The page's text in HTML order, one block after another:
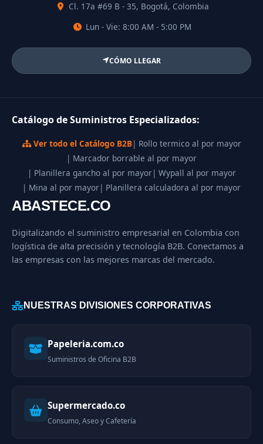
Cl. 17a #69 B - 35, Bogotá, Colombia
Lun - Vie: 8:00 AM - 5:00 PM
CÓMO LLEGAR
Catálogo de Suministros Especializados:
Ver todo el Catálogo B2B| Rollo termico al por mayor
| Marcador borrable al por mayor
| Planillera gancho al por mayor| Wypall al por mayor
| Mina al por mayor| Planillera calculadora al por mayor
ABASTECE.CO
Digitalizando el suministro empresarial en Colombia con
logística de alta precisión y tecnología B2B. Conectamos a
las empresas con las mejores marcas del mercado.
NUESTRAS DIVISIONES CORPORATIVAS
Papeleria.com.co
Suministros de Oficina B2B
Supermercado.co
Consumo, Aseo y Cafetería